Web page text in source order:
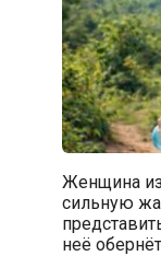
Женщина
сильную
неё